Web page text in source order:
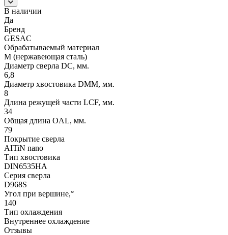
В наличии
Да
Бренд
GESAC
Обрабатываемый материал
M (нержавеющая сталь)
Диаметр сверла DC, мм.
6,8
Диаметр хвостовика DMM, мм.
8
Длина режущей части LСF, мм.
34
Общая длина OAL, мм.
79
Покрытие сверла
AITiN nano
Тип хвостовика
DIN6535HA
Серия сверла
D968S
Угол при вершине,°
140
Тип охлаждения
Внутреннее охлаждение
Отзывы